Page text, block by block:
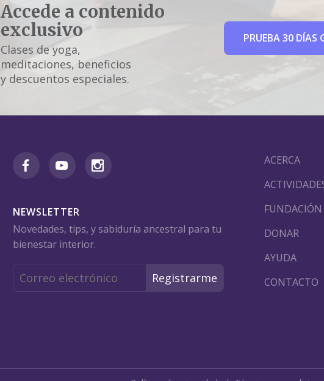
Accede a contenido
exclusivo
Clases de yoga,
meditaciones, beneficios
y descuentos especiales.
PRUEBA 30 DÍAS
NEWSLETTER
Novedades, tips, y sabiduría ancestral para tu
bienestar interior.
ACERCA
FUNDACIÓN
DONAR
AYUDA
CONTACTO